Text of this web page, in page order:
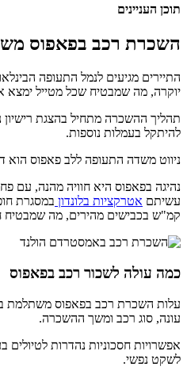
תוכן העניינים
השכרת רכב בפאפוס
התיירים מגיעים לנמל התעופה
יוקרה, מה שמבטיח שכל מטייל
להיתקל בעמלות נוספות.
ניווט משדה התעופה ללב פאפוס הוא דיי קל ונוח, ואורך כ-15 דקות. הכבישים, החתומים ומתוחזקים היטב,
נהיגה בפאפוס היא חוויה מהנה, עם
עשיתם אטרקציות בלונדון
קמ"ש בכבישים מהירים, מה שמבטיח
כמה עולה לשכור רכב בפאפוס
עונה, סוג רכב ומשך ההשכרה.
אפשרויות חסכוניות נהדרות
לשקט נפשי.